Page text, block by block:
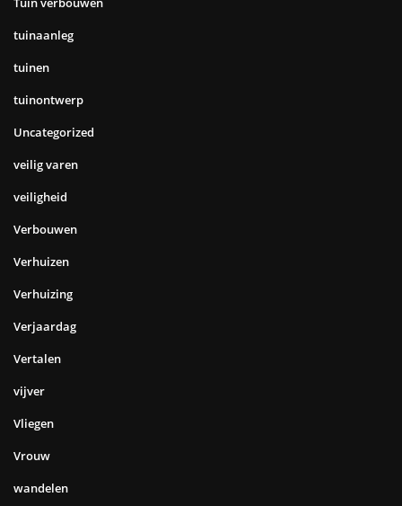
tuinaanleg
tuinen
tuinontwerp
Uncategorized
veilig varen
veiligheid
Verbouwen
Verhuizen
Verhuizing
Verjaardag
Vertalen
vijver
Vliegen
Vrouw
wandelen